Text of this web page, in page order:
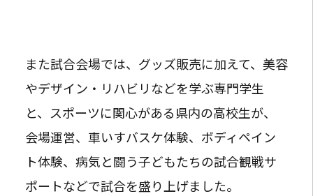
また試合会場では、グッズ販売に加えて、美容
やデザイン・リハビリなどを学ぶ専門学生
と、スポーツに関心がある県内の高校生が、
会場運営、車いすバスケ体験、ボディペイン
ト体験、病気と闘う子どもたちの試合観戦サ
ポートなどで試合を盛り上げました。